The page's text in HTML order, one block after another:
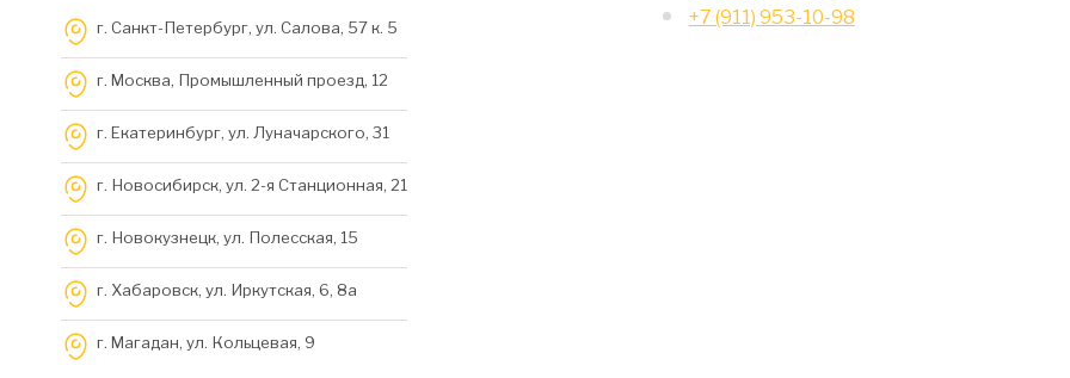
г. Санкт-Петербург, ул. Салова, 57 к. 5
г. Москва, Промышленный проезд, 12
г. Екатеринбург, ул. Луначарского, 31
г. Новосибирск, ул. 2-я Станционная, 21
г. Новокузнецк, ул. Полесская, 15
г. Хабаровск, ул. Иркутская, 6, 8a
г. Магадан, ул. Кольцевая, 9
+7 (911) 953-10-98